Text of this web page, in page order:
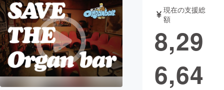
アート・写真 音楽
テクノロジー・ガジェット ゲーム・サ
映像・映画
ビジネス・起業
現在の支援総
額
8,29
6,64